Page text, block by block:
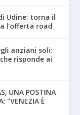
Udine: torna il
l’offerta road
anziani soli:
risponde ai
UNA POSTINA
“VENEZIA È